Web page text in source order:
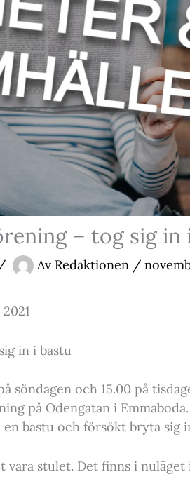
– tog sig in
/ Av Redaktionen /
in i bastu
söndagen och 15.00 på
på Odengatan i
bastu och försökt bryta sig
vara stulet. Det finns i nuläget